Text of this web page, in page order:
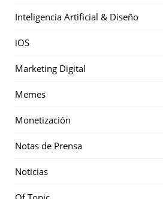
Inteligencia Artificial & Diseño
iOS
Marketing Digital
Memes
Monetización
Notas de Prensa
Noticias